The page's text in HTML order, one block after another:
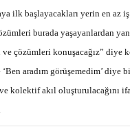
ilk başlayacakları yerin en az
burada yaşayanlardan
çözümleri konuşacağız” diye
aradım görüşemedim’
kolektif akıl oluşturulacağını